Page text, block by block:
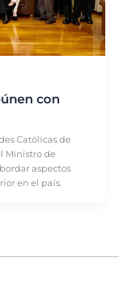
con
Católicas de
Ministro de
aspectos
en el país.